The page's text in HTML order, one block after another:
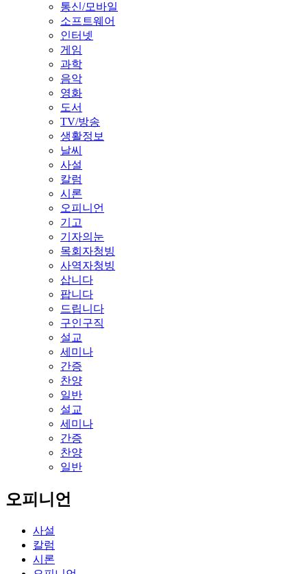
통신/모바일
소프트웨어
인터넷
게임
과학
음악
영화
도서
TV/방송
생활정보
날씨
사설
칼럼
시론
오피니언
기고
기자의눈
목회자청빙
사역자청빙
삽니다
팝니다
드립니다
구인구직
설교
세미나
간증
찬양
일반
설교
세미나
간증
찬양
일반
오피니언
사설
칼럼
시론